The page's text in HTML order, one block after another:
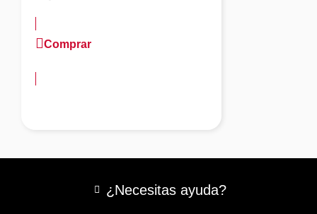
Comprar
¿Necesitas ayuda?